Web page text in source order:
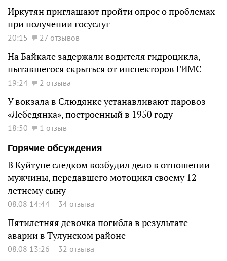
Иркутян приглашают пройти опрос о проблемах
при получении госуслуг
20:15 27 отзывов
На Байкале задержали водителя гидроцикла,
пытавшегося скрыться от инспекторов ГИМС
19:24 2 отзыва
У вокзала в Слюдянке устанавливают паровоз
«Лебедянка», построенный в 1950 году
18:50
1 отзыв
Горячие обсуждения
В Куйтуне следком возбудил дело в отношении
мужчины, передавшего мотоцикл своему 12-
летнему сыну
08.08 14:44 34 отзыва
Пятилетняя девочка погибла в результате
аварии в Тулунском районе
08.08 13:26 32 отзыва